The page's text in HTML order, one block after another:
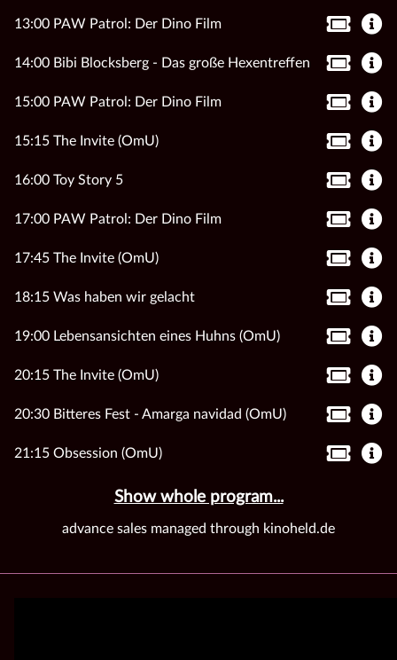
13:00 PAW Patrol: Der Dino Film
14:00 Bibi Blocksberg - Das große Hexentreffen
15:00 PAW Patrol: Der Dino Film
15:15 The Invite (OmU)
16:00 Toy Story 5
17:00 PAW Patrol: Der Dino Film
17:45 The Invite (OmU)
18:15 Was haben wir gelacht
19:00 Lebensansichten eines Huhns (OmU)
20:15 The Invite (OmU)
20:30 Bitteres Fest - Amarga navidad (OmU)
21:15 Obsession (OmU)
Show whole program...
advance sales managed through kinoheld.de